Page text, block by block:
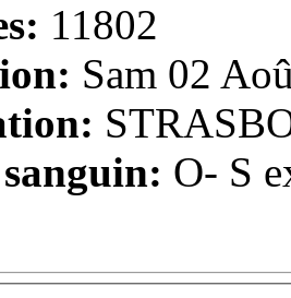
11802
Sam 02
O- S